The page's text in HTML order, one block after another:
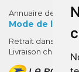
Annuaire des
Mode de
Retrait dans la
Livraison chez vous